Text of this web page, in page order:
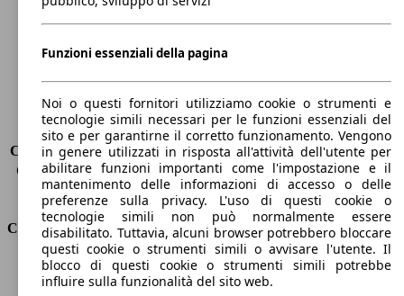
Larghezza
Peso massimo
-
Sedili
5
Carico sul tetto
-
Capacità di traino (senza freni) -
Capacità di traino (con freni)
2475 kg
Volume del bagagliaio
412 - 1267 l
Consumi
Emissioni di CO2*
159 g/km (komb.)
Consumo (urbano)
7.5 l/100km
Funzioni essenziali della pagina
Noi o questi fornitori utilizziamo cookie o strumenti e
tecnologie simili necessari per le funzioni essenziali del
sito e per garantirne il corretto funzionamento. Vengono
in genere utilizzati in risposta all'attività dell'utente per
abilitare funzioni importanti come l'impostazione e il
mantenimento delle informazioni di accesso o delle
preferenze sulla privacy. L'uso di questi cookie o
tecnologie simili non può normalmente essere
disabilitato. Tuttavia, alcuni browser potrebbero bloccare
questi cookie o strumenti simili o avvisare l'utente. Il
blocco di questi cookie o strumenti simili potrebbe
influire sulla funzionalità del sito web.